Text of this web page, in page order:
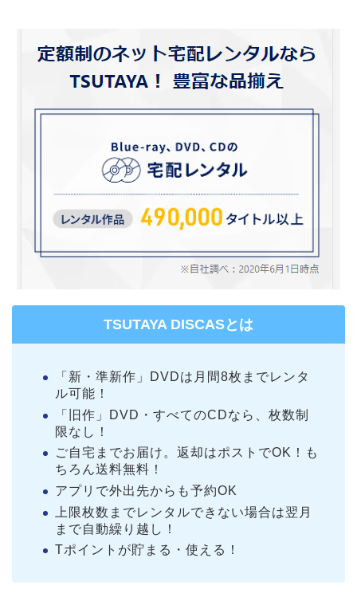
TSUTAYA DISCASとは
「新・準新作」DVDは月間8枚までレンタ
ル可能！
「旧作」DVD・すべてのCDなら、枚数制
限なし！
ご自宅までお届け。返却はポストでOK！も
ちろん送料無料！
アプリで外出先からも予約OK
上限枚数までレンタルできない場合は翌月
まで自動繰り越し！
Tポイントが貯まる・使える！